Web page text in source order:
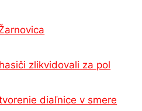
zlikvidovali za pol
diaľnice v smere